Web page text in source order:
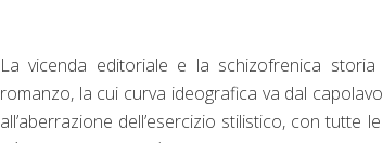
La vicenda editoriale e la schizofrenica
romanzo, la cui curva ideografica va dal
all’aberrazione dell’esercizio stilistico, con tutte